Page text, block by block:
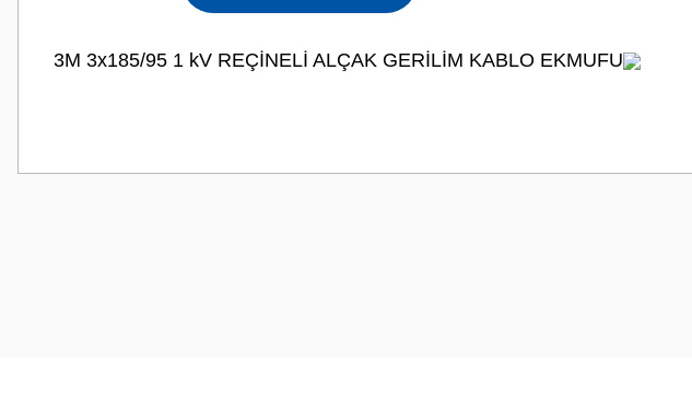
3M 3x185/95 1 kV REÇİNELİ ALÇAK GERİLİM KABLO EKMUFU
Görüş ve önerileriniz için teşekkür ederiz.